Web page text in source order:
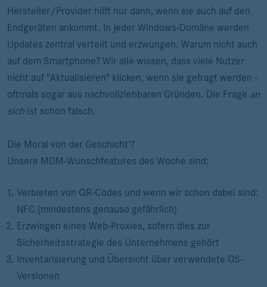
Hersteller/Provider hilft nur dann, wenn sie auch auf den
Endgeräten ankommt. In jeder Windows-Domäne werden
Updates zentral verteilt und erzwungen. Warum nicht auch
auf dem Smartphone? Wir alle wissen, dass viele Nutzer
nicht auf "Aktualisieren" klicken, wenn sie gefragt werden -
oftmals sogar aus nachvollziehbaren Gründen. Die Frage an
sich ist schon falsch.
Die Moral von der Geschicht'?
Unsere MDM-Wunschfeatures des Woche sind:
Verbieten von QR-Codes und wenn wir schon dabei sind:
NFC (mindestens genauso gefährlich)
Erzwingen eines Web-Proxies, sofern dies zur
Sicherheitsstrategie des Unternehmens gehört
Inventarisierung und Übersicht über verwendete OS-
Versionen